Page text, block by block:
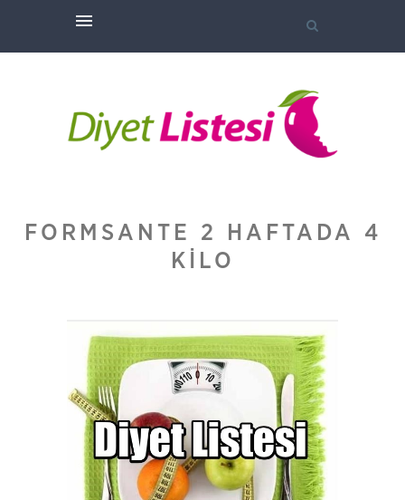
FORMSANTE 2 HAFTADA 4
KILO